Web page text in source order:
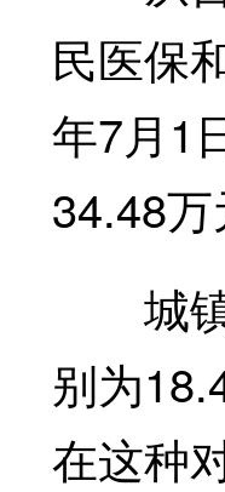
民医保
年7月1
34.48
城镇
别为
在这种